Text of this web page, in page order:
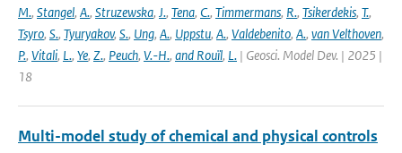
M., Stangel, A., Struzewska, J., Tena, C., Timmermans, R., Tsikerdekis, T.,
Tsyro, S., Tyuryakov, S., Ung, A., Uppstu, A., Valdebenito, A., van Velthoven,
P., Vitali, L., Ye, Z., Peuch, V.-H., and Rouïl, L. | Geosci. Model Dev. | 2025 |
18
Multi-model study of chemical and physical controls